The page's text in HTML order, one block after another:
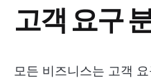
고객 요구
모든 비즈니스는 고객